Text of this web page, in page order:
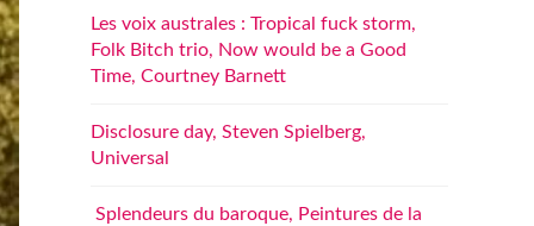
Les voix australes : Tropical fuck storm,
Folk Bitch trio, Now would be a Good
Time, Courtney Barnett
Disclosure day, Steven Spielberg,
Universal
Splendeurs du baroque, Peintures de la